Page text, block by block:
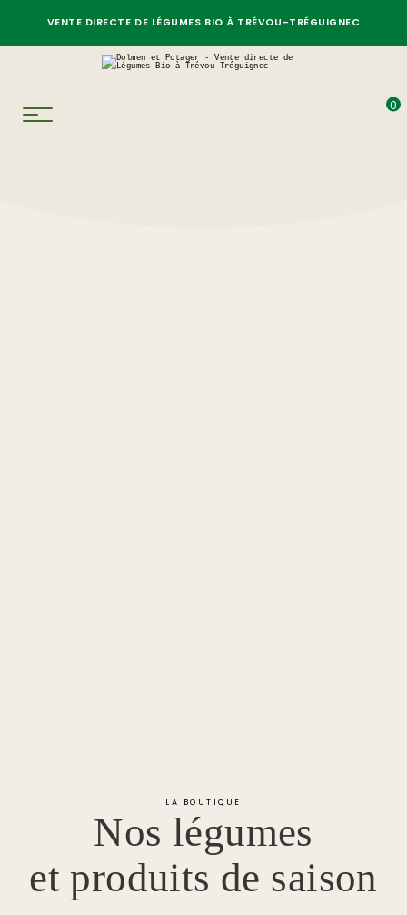
VENTE DIRECTE DE LÉGUMES BIO À TRÉVOU-TRÉGUIGNEC
0
LA BOUTIQUE
Nos légumes
et produits de saison